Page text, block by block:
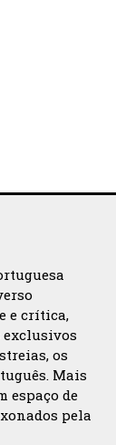
e crítica,
exclusivos
os
Mais
espaço de
pela